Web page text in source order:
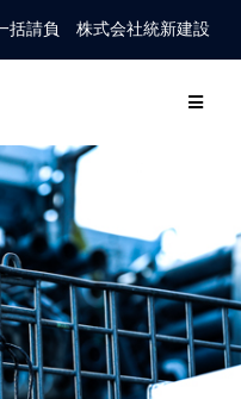
括請負 株式会社統新建設